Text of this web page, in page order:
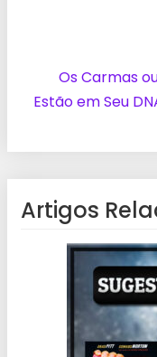
Os Carmas
Estão em Seu
Artigos